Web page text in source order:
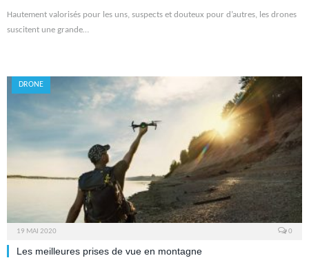
Hautement valorisés pour les uns, suspects et douteux pour d’autres, les drones
suscitent une grande…
DRONE
19 MAI 2020 0
Les meilleures prises de vue en montagne